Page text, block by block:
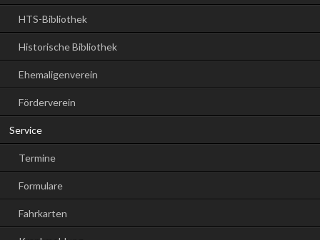
HTS-Bibliothek
Historische Bibliothek
Ehemaligenverein
Förderverein
Service
Termine
Formulare
Fahrkarten